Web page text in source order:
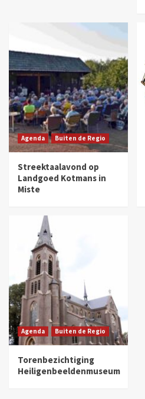
Agenda Buiten de Regio
Streektaalavond op
Landgoed Kotmans in
Miste
Agenda Buiten de Regio
Torenbezichtiging
Heiligenbeeldenmuseum